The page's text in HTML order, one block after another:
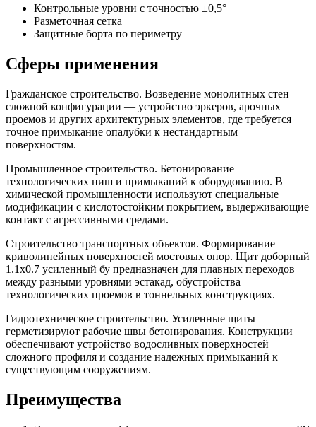
Контрольные уровни с точностью ±0,5°
Разметочная сетка
Защитные борта по периметру
Сферы применения
Гражданское строительство. Возведение монолитных стен
сложной конфигурации — устройство эркеров, арочных
проемов и других архитектурных элементов, где требуется
точное примыкание опалубки к нестандартным
поверхностям.
Промышленное строительство. Бетонирование
технологических ниш и примыканий к оборудованию. В
химической промышленности используют специальные
модификации с кислотостойким покрытием, выдерживающие
контакт с агрессивными средами.
Строительство транспортных объектов. Формирование
криволинейных поверхностей мостовых опор. Щит доборный
1.1х0.7 усиленный бу предназначен для плавных переходов
между разными уровнями эстакад, обустройства
технологических проемов в тоннельных конструкциях.
Гидротехническое строительство. Усиленные щиты
герметизируют рабочие швы бетонирования. Конструкции
обеспечивают устройство водосливных поверхностей
сложного профиля и создание надежных примыканий к
существующим сооружениям.
Преимущества